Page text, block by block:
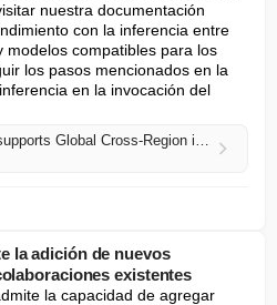
nuestra documentación
con la inferencia entre
modelos compatibles para los
los pasos mencionados en la
en la invocación del
Amazon Bedrock now supports Global Cross-Region inference for Anthropic Claude Sonnet 4
la adición de nuevos
existentes
la capacidad de agregar